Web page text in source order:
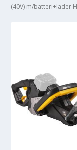
(40V) m/batteri+lader